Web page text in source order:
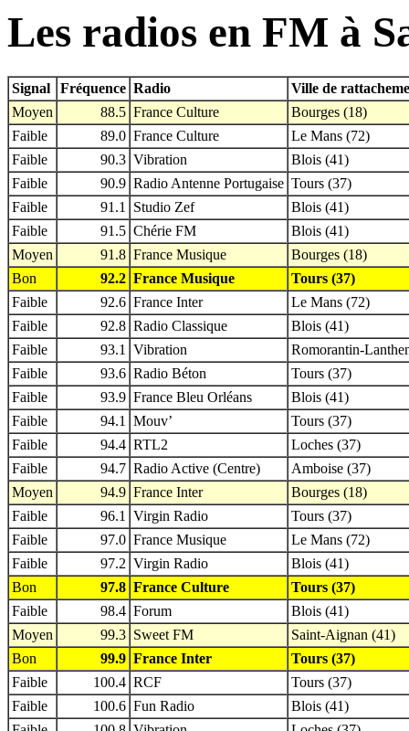
Les radios en FM à
Signal Fréquence Radio
Ville de
Moyen
88.5 France Culture
Bourges (18)
Faible
89.0 France Culture
Le Mans (72)
Faible
90.3 Vibration
Blois (41)
Faible
90.9 Radio Antenne Portugaise Tours (37)
Faible
91.1 Studio Zef
Blois (41)
Faible
91.5 Chérie FM
Blois (41)
Moyen
91.8 France Musique
Bourges (18)
Bon
92.2 France Musique
Tours (37)
Faible
92.6 France Inter
Le Mans (72)
Faible
92.8 Radio Classique
Blois (41)
Faible
93.1 Vibration
Romorantin-
Faible
93.6 Radio Béton
Tours (37)
Faible
93.9 France Bleu Orléans
Blois (41)
Faible
94.1 Mouv’
Tours (37)
Faible
94.4 RTL2
Loches (37)
Faible
94.7 Radio Active (Centre)
Amboise (37)
Moyen
94.9 France Inter
Bourges (18)
Faible
96.1 Virgin Radio
Tours (37)
Faible
97.0 France Musique
Le Mans (72)
Faible
97.2 Virgin Radio
Blois (41)
Bon
97.8 France Culture
Tours (37)
Faible
98.4 Forum
Blois (41)
Moyen
99.3 Sweet FM
Saint-Aignan (41)
Bon
99.9 France Inter
Tours (37)
Faible
100.4 RCF
Tours (37)
Faible
100.6 Fun Radio
Blois (41)